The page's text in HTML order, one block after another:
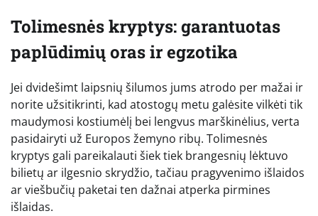
Tolimesnės kryptys: garantuotas
paplūdimių oras ir egzotika
Jei dvidešimt laipsnių šilumos jums atrodo per mažai ir
norite užsitikrinti, kad atostogų metu galėsite vilkėti tik
maudymosi kostiumėlį bei lengvus marškinėlius, verta
pasidairyti už Europos žemyno ribų. Tolimesnės
kryptys gali pareikalauti šiek tiek brangesnių lėktuvo
bilietų ar ilgesnio skrydžio, tačiau pragyvenimo išlaidos
ar viešbučių paketai ten dažnai atperka pirmines
išlaidas.